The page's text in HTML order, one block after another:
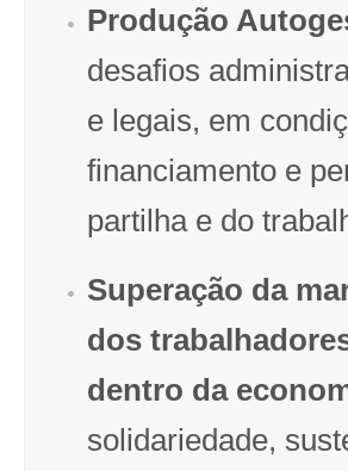
Produção
desafios
e legais, em
financiamento e
partilha e do
Superação da
dos
dentro da
solidariedade,